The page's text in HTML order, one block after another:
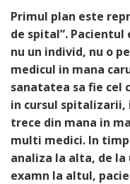
Primul plan este
de spital”. Pacientul
nu un individ, nu o
medicul in mana
sanatatea sa fie cel
in cursul
trece din mana in
multi medici. In
analiza la alta, de
examn la altul,